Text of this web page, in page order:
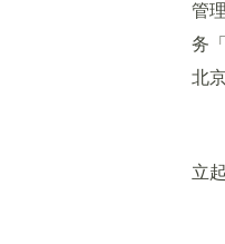
管
务
北
36
立
据